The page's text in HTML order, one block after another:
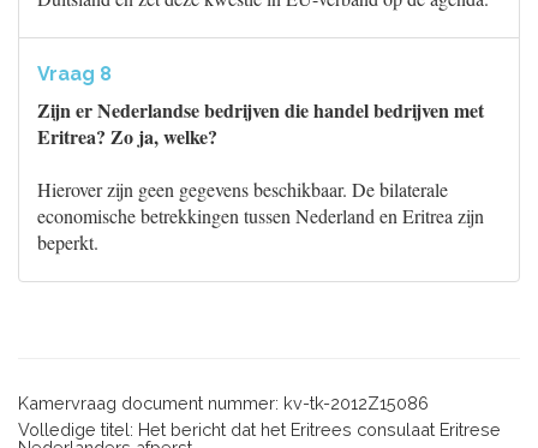
Vraag 8
Zijn er Nederlandse bedrijven die handel bedrijven met
Eritrea? Zo ja, welke?
Hierover zijn geen gegevens beschikbaar. De bilaterale
economische betrekkingen tussen Nederland en Eritrea zijn
beperkt.
Kamervraag document nummer: kv-tk-2012Z15086
Volledige titel: Het bericht dat het Eritrees consulaat Eritrese